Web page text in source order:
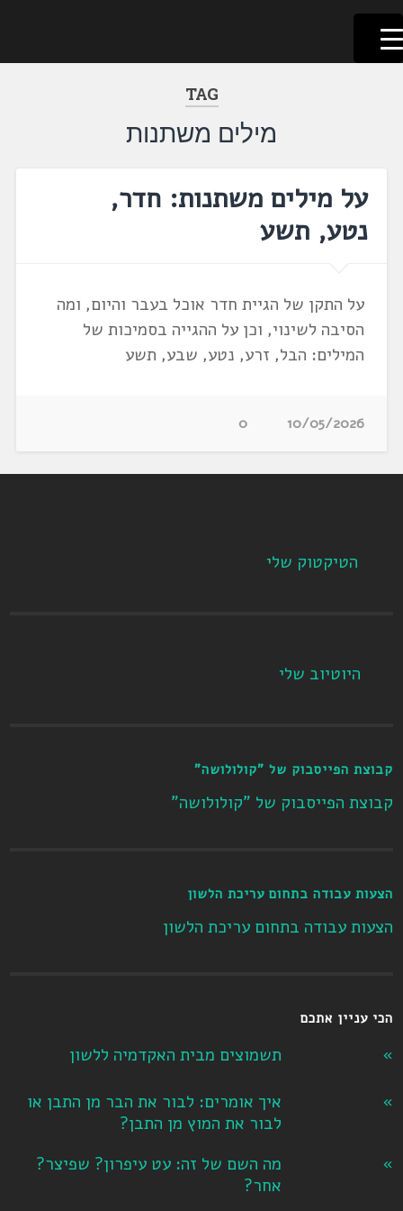
דלג
לתוכן
לשוניאדה
עברית. לשון. שפה
TAG
מילים משתנות
על מילים משתנות: חדר,
נטע, תשע
על התקן של הגיית חדר אוכל בעבר והיום, ומה
הסיבה לשינוי, וכן על ההגייה בסמיכות של
המילים: הבל, זרע, נטע, שבע, תשע
10/05/2026
0
הטיקטוק שלי
היוטיוב שלי
קבוצת הפייסבוק של "קולולושה"
קבוצת הפייסבוק של "קולולושה"
הצעות עבודה בתחום עריכת הלשון
הצעות עבודה בתחום עריכת הלשון
הכי עניין אתכם
תשמוצים מבית האקדמיה ללשון
איך אומרים: לבור את הבר מן התבן או
לבור את המוץ מן התבן?
מה השם של זה: עט עיפרון? שפיצר?
אחר?